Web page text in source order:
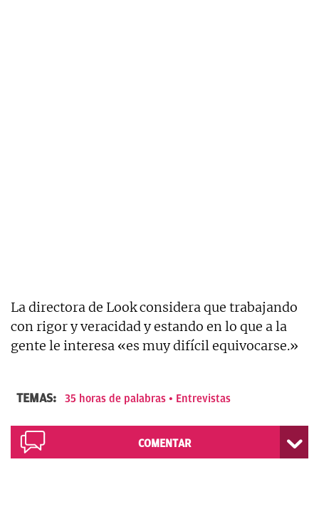
La directora de Look considera que trabajando
con rigor y veracidad y estando en lo que a la
gente le interesa «es muy difícil equivocarse.»
TEMAS: 35 horas de palabras Entrevistas
COMENTAR